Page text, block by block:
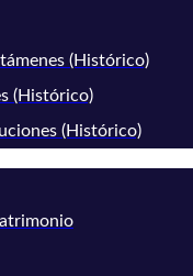
(Histórico)
(Histórico)
(Histórico)